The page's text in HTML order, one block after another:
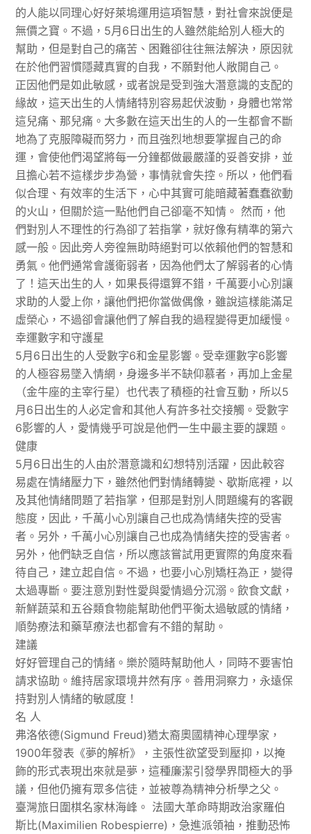
的人能以同理心好好萊塢運用這項智慧，對社會來說便是
無價之寶。不過，5月6日出生的人雖然能給別人極大的
幫助，但是對自己的痛苦、困難卻往往無法解決，原因就
在於他們習慣隱藏真實的自我，不願對他人敞開自己。
正因他們是如此敏感，或者說是受到強大潛意識的支配的
緣故，這天出生的人情緒特別容易起伏波動，身體也常常
這兒痛、那兒痛。大多數在這天出生的人的一生都會不斷
地為了克服障礙而努力，而且強烈地想要掌握自己的命
運，會使他們渴望將每一分鐘都做最嚴謹的妥善安排，並
且擔心若不這樣步步為營，事情就會失控。所以，他們看
似合理、有效率的生活下，心中其實可能暗藏著蠢蠢欲動
的火山，但關於這一點他們自己卻毫不知情。 然而，他
們對別人不理性的行為卻了若指掌，就好像有精準的第六
感一般。因此旁人旁徨無助時絕對可以依賴他們的智慧和
勇氣。他們通常會護衛弱者，因為他們太了解弱者的心情
了！這天出生的人，如果長得還算不錯，千萬要小心別讓
求助的人愛上你，讓他們把你當做偶像，雖說這樣能滿足
虛榮心，不過卻會讓他們了解自我的過程變得更加緩慢。
幸運數字和守護星
5月6日出生的人受數字6和金星影響。受幸運數字6影響
的人極容易墜入情網，身邊多半不缺仰慕者，再加上金星
（金牛座的主宰行星）也代表了積極的社會互動，所以5
月6日出生的人必定會和其他人有許多社交接觸。受數字
6影響的人，愛情幾乎可說是他們一生中最主要的課題。
健康
5月6日出生的人由於潛意識和幻想特別活躍，因此較容
易處在情緒壓力下，雖然他們對情緒轉變、歇斯底裡，以
及其他情緒問題了若指掌，但那是對別人問題纔有的客觀
態度，因此，千萬小心別讓自己也成為情緒失控的受害
者。另外，千萬小心別讓自己也成為情緒失控的受害者。
另外，他們缺乏自信，所以應該嘗試用更實際的角度來看
待自己，建立起自信。不過，也要小心別矯枉為正，變得
太過專斷。要注意別對性愛與愛情過分沉溺。飲食文獻，
新鮮蔬菜和五谷類食物能幫助他們平衡太過敏感的情緒，
順勢療法和藥草療法也都會有不錯的幫助。
建議
好好管理自己的情緒。樂於隨時幫助他人，同時不要害怕
請求協助。維持居家環境井然有序。善用洞察力，永遠保
持對別人情緒的敏感度！
名 人
弗洛依德(Sigmund Freud)猶太裔奧國精神心理學家，
1900年發表《夢的解析》，主張性欲望受到壓抑，以掩
飾的形式表現出來就是夢，這種廉潔引發學界間極大的爭
議，但他仍擁有眾多信徒，並被尊為精神分析學之父。
臺灣旅日圍棋名家林海峰。 法國大革命時期政治家羅伯
斯比(Maximilien Robespierre)，急進派領袖，推動恐怖